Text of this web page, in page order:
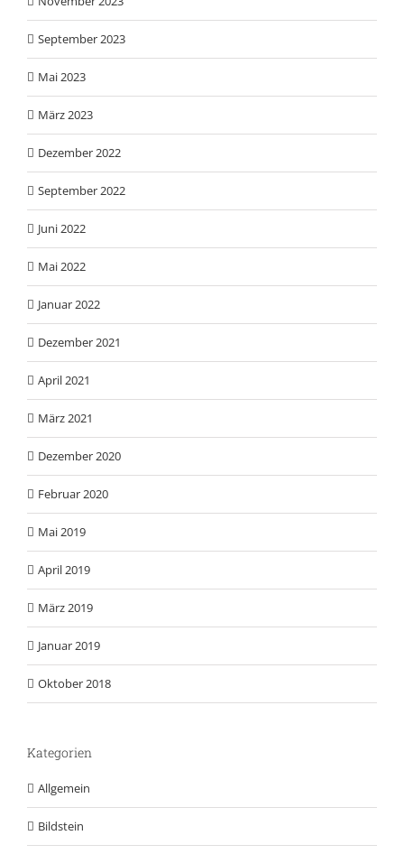
September 2023
Mai 2023
März 2023
Dezember 2022
September 2022
Juni 2022
Mai 2022
Januar 2022
Dezember 2021
April 2021
März 2021
Dezember 2020
Februar 2020
Mai 2019
April 2019
März 2019
Januar 2019
Oktober 2018
Kategorien
Allgemein
Bildstein